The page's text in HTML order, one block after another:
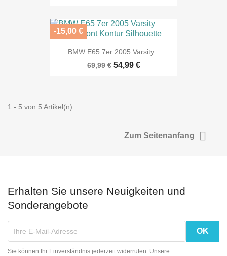
BMW E65 7er 2005 Varsity...
69,99 € 54,99 €
-15,00 €
1 - 5 von 5 Artikel(n)
Zum Seitenanfang 
Erhalten Sie unsere Neuigkeiten und
Sonderangebote
Sie können Ihr Einverständnis jederzeit widerrufen. Unsere